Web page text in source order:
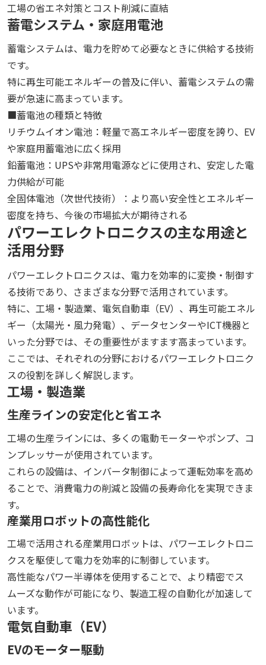
工場の省エネ対策とコスト削減に直結
蓄電システム・家庭用電池
蓄電システムは、電力を貯めて必要なときに供給する技術
です。
特に再生可能エネルギーの普及に伴い、蓄電システムの需
要が急速に高まっています。
■蓄電池の種類と特徴
リチウムイオン電池：軽量で高エネルギー密度を誇り、EV
や家庭用蓄電池に広く採用
鉛蓄電池：UPSや非常用電源などに使用され、安定した電
力供給が可能
全固体電池（次世代技術）：より高い安全性とエネルギー
密度を持ち、今後の市場拡大が期待される
パワーエレクトロニクスの主な用途と
活用分野
パワーエレクトロニクスは、電力を効率的に変換・制御す
る技術であり、さまざまな分野で活用されています。
特に、工場・製造業、電気自動車（EV）、再生可能エネル
ギー（太陽光・風力発電）、データセンターやICT機器と
いった分野では、その重要性がますます高まっています。
ここでは、それぞれの分野におけるパワーエレクトロニク
スの役割を詳しく解説します。
工場・製造業
生産ラインの安定化と省エネ
工場の生産ラインには、多くの電動モーターやポンプ、コ
ンプレッサーが使用されています。
これらの設備は、インバータ制御によって運転効率を高め
ることで、消費電力の削減と設備の長寿命化を実現できま
す。
産業用ロボットの高性能化
工場で活用される産業用ロボットは、パワーエレクトロニ
クスを駆使して電力を効率的に制御しています。
高性能なパワー半導体を使用することで、より精密でス
ムーズな動作が可能になり、製造工程の自動化が加速して
います。
電気自動車（EV）
EVのモーター駆動